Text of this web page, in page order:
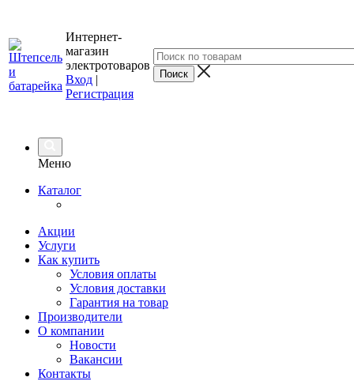
Интернет-
магазин
электротоваров
Вход |
Регистрация
Меню
Каталог
Акции
Услуги
Как купить
Условия оплаты
Условия доставки
Гарантия на товар
Производители
О компании
Новости
Вакансии
Контакты